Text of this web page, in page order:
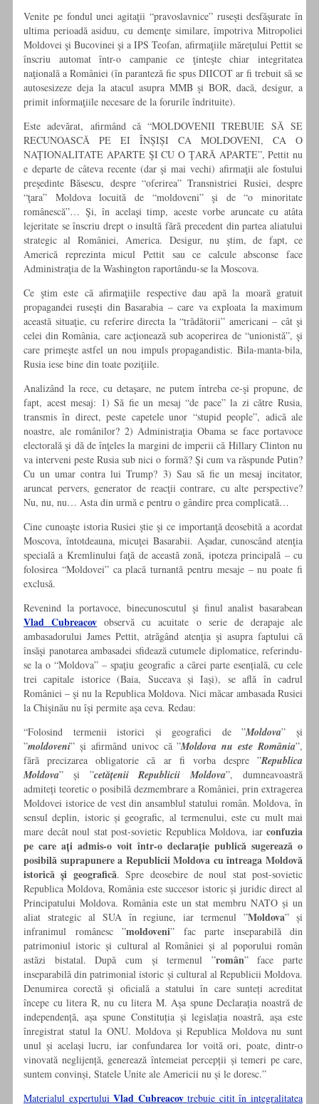
Venite pe fondul unei agitaţii “pravoslavnice” ruseşti desfăşurate în
ultima perioadă asiduu, cu demenţe similare, împotriva Mitropoliei
Moldovei şi Bucovinei şi a IPS Teofan, afirmaţiile măreţului Pettit se
înscriu automat într-o campanie ce ţinteşte chiar integritatea
naţională a României (în paranteză fie spus DIICOT ar fi trebuit să se
autosesizeze deja la atacul asupra MMB şi BOR, dacă, desigur, a
primit informaţiile necesare de la forurile îndrituite).
Este adevărat, afirmând că “MOLDOVENII TREBUIE SĂ SE
RECUNOASCĂ PE EI ÎNȘIȘI CA MOLDOVENI, CA O
NAȚIONALITATE APARTE ŞI CU O ŢARĂ APARTE”, Pettit nu
e departe de câteva recente (dar şi mai vechi) afirmaţii ale fostului
preşedinte Băsescu, despre “oferirea” Transnistriei Rusiei, despre
“ţara” Moldova locuită de “moldoveni” şi de “o minoritate
românescă”… Şi, în acelaşi timp, aceste vorbe aruncate cu atâta
lejeritate se înscriu drept o insultă fără precedent din partea aliatului
strategic al României, America. Desigur, nu ştim, de fapt, ce
Americă reprezinta micul Pettit sau ce calcule absconse face
Administraţia de la Washington raportându-se la Moscova.
Ce ştim este că afirmaţiile respective dau apă la moară gratuit
propagandei ruseşti din Basarabia – care va exploata la maximum
această situaţie, cu referire directa la “trădătorii” americani – cât şi
celei din România, care acţionează sub acoperirea de “unionistă”, şi
care primeşte astfel un nou impuls propagandistic. Bila-manta-bila,
Rusia iese bine din toate poziţiile.
Analizând la rece, cu detaşare, ne putem întreba ce-şi propune, de
fapt, acest mesaj: 1) Să fie un mesaj “de pace” la zi către Rusia,
transmis în direct, peste capetele unor “stupid people”, adică ale
noastre, ale românilor? 2) Administraţia Obama se face portavoce
electorală şi dă de înţeles la margini de imperii că Hillary Clinton nu
va interveni peste Rusia sub nici o formă? Şi cum va răspunde Putin?
Cu un umar contra lui Trump? 3) Sau să fie un mesaj incitator,
aruncat pervers, generator de reacţii contrare, cu alte perspective?
Nu, nu, nu… Asta din urmă e pentru o gândire prea complicată…
Cine cunoaşte istoria Rusiei ştie şi ce importanţă deosebită a acordat
Moscova, întotdeauna, micuţei Basarabii. Aşadar, cunoscând atenţia
specială a Kremlinului faţă de această zonă, ipoteza principală – cu
folosirea “Moldovei” ca placă turnantă pentru mesaje – nu poate fi
exclusă.
Revenind la portavoce, binecunoscutul şi finul analist basarabean
Vlad Cubreacov observă cu acuitate o serie de derapaje ale
ambasadorului James Pettit, atrăgând atenţia şi asupra faptului că
însăşi panotarea ambasadei sfidează cutumele diplomatice, referindu-
se la o “Moldova” – spaţiu geografic a cărei parte esențială, cu cele
trei capitale istorice (Baia, Suceava și Iași), se află în cadrul
României – şi nu la Republica Moldova. Nici măcar ambasada Rusiei
la Chişinău nu îşi permite aşa ceva. Redau:
“Folosind termenii istorici și geografici de ”Moldova” și
”moldoveni” și afirmând univoc că ”Moldova nu este România”,
fără precizarea obligatorie că ar fi vorba despre ”Republica
Moldova” și ”cetățenii Republicii Moldova”, dumneavoastră
admiteți teoretic o posibilă dezmembrare a României, prin extragerea
Moldovei istorice de vest din ansamblul statului român. Moldova, în
sensul deplin, istoric și geografic, al termenului, este cu mult mai
mare decât noul stat post-sovietic Republica Moldova, iar confuzia
pe care ați admis-o voit într-o declarație publică sugerează o
posibilă suprapunere a Republicii Moldova cu întreaga Moldovă
istorică și geografică. Spre deosebire de noul stat post-sovietic
Republica Moldova, România este succesor istoric și juridic direct al
Principatului Moldova. România este un stat membru NATO și un
aliat strategic al SUA în regiune, iar termenul ”Moldova” și
infranimul românesc ”moldoveni” fac parte inseparabilă din
patrimoniul istoric și cultural al României și al poporului român
astăzi bistatal. După cum și termenul ”român” face parte
inseparabilă din patrimonial istoric și cultural al Republicii Moldova.
Denumirea corectă și oficială a statului în care sunteți acreditat
începe cu litera R, nu cu litera M. Așa spune Declarația noastră de
independență, așa spune Constituția și legislația noastră, așa este
înregistrat statul la ONU. Moldova și Republica Moldova nu sunt
unul și același lucru, iar confundarea lor voită ori, poate, dintr-o
vinovată neglijență, generează întemeiat percepții și temeri pe care,
suntem convinși, Statele Unite ale Americii nu și le doresc.”
Materialul expertuluiVlad Cubreacovtrebuie citit în integralitatea